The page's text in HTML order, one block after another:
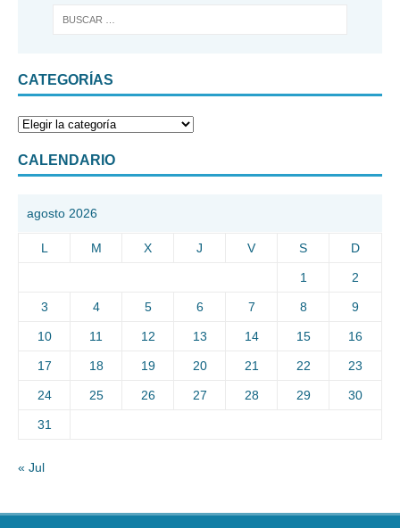
CATEGORÍAS
CALENDARIO
agosto 2026
L M X J V S D
1 2
3 4 5 6 7 8 9
10 11 12 13 14 15 16
17 18 19 20 21 22 23
24 25 26 27 28 29 30
31
« Jul